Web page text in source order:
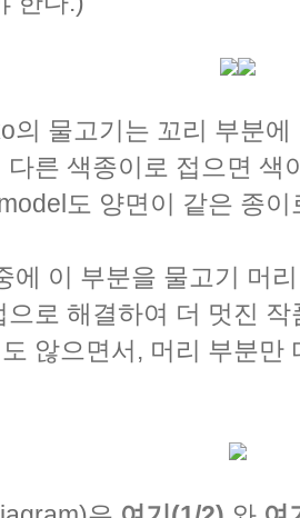
의 물고기는 꼬리 부분
다른 색종이로 접으면 색
도 양면이 같은 종이
에 이 부분을 물고기 머
으로 해결하여 더 멋진
않으면서, 머리 부분만